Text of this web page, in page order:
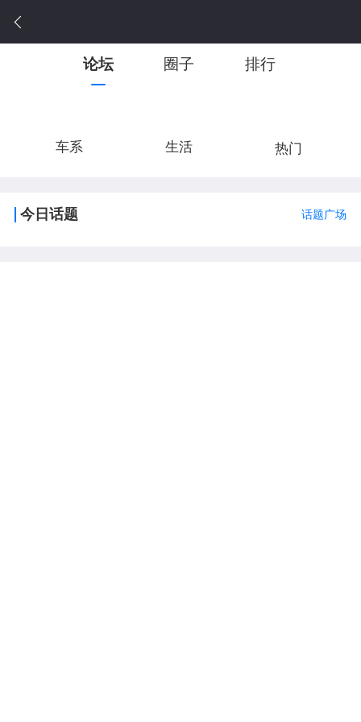
论坛 圈子 排行
车系 生活 热门
今日话题 话题广场